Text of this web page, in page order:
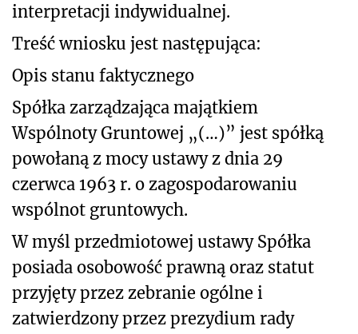
interpretacji indywidualnej.
Treść wniosku jest następująca:
Opis stanu faktycznego
Spółka zarządzająca majątkiem
Wspólnoty Gruntowej „(…)” jest spółką
powołaną z mocy ustawy z dnia 29
czerwca 1963 r. o zagospodarowaniu
wspólnot gruntowych.
W myśl przedmiotowej ustawy Spółka
posiada osobowość prawną oraz statut
przyjęty przez zebranie ogólne i
zatwierdzony przez prezydium rady